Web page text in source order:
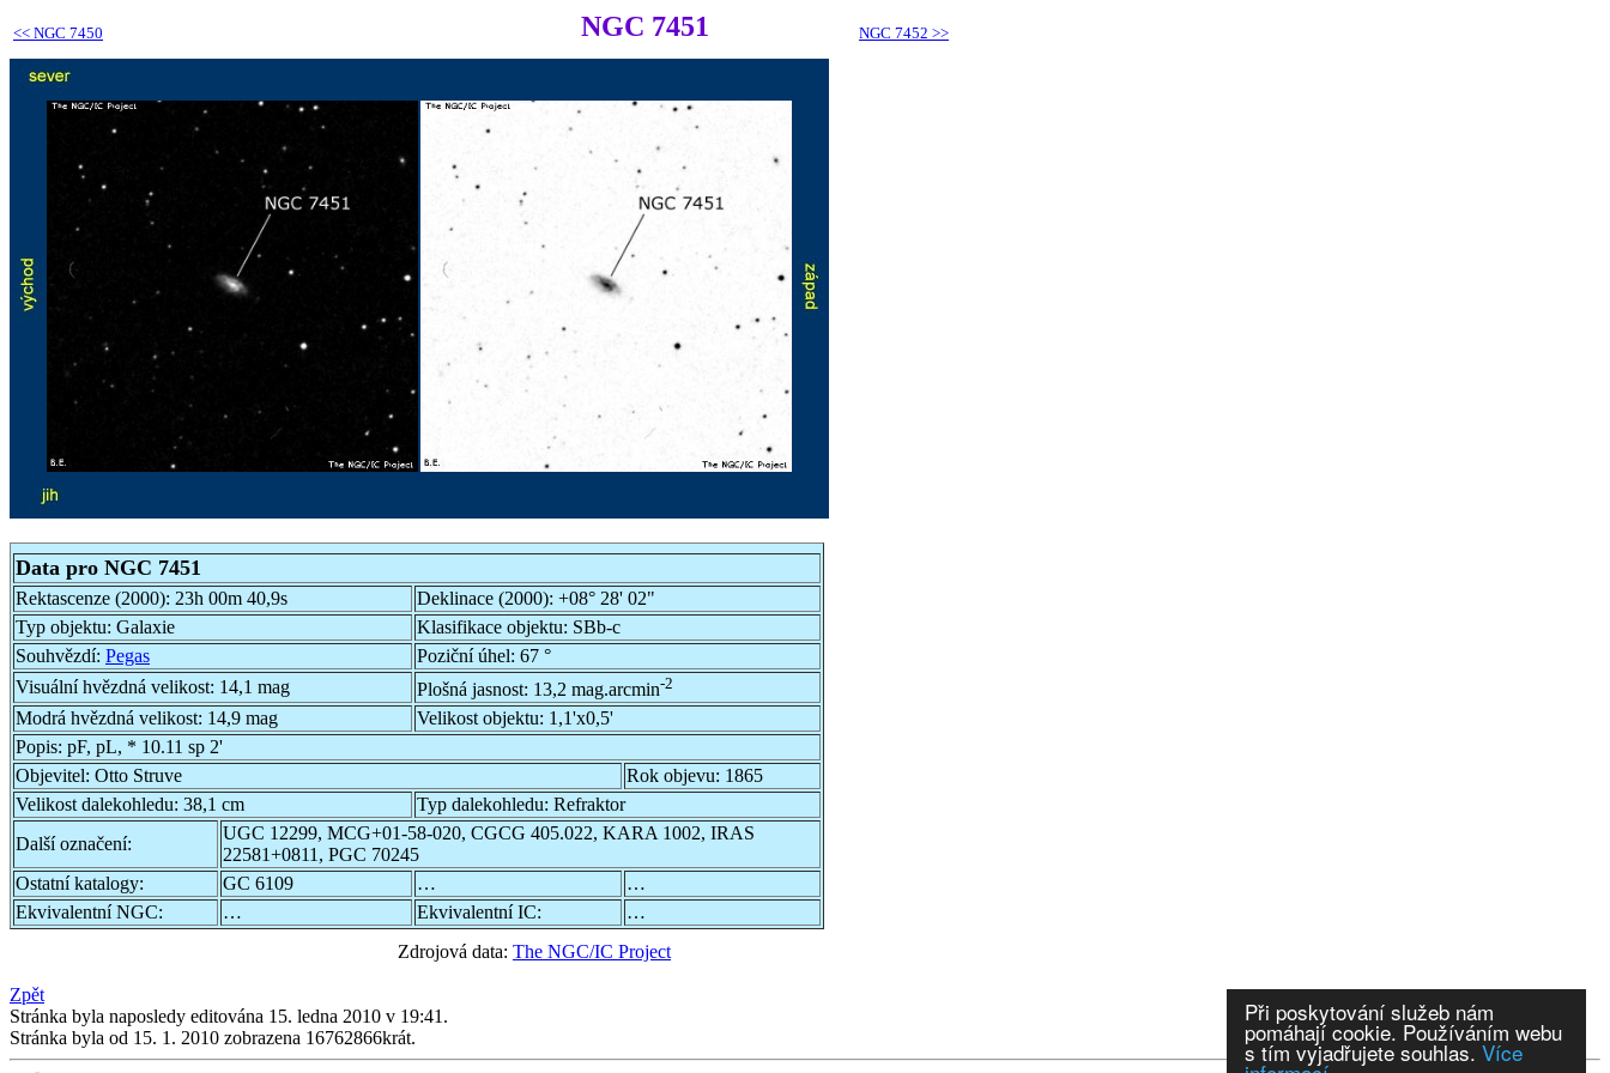
Při poskytování služeb nám
pomáhají cookie. Používáním webu
s tím vyjadřujete souhlas. Více
<< NGC 7450 NGC 7451 NGC 7452 >>
Data pro NGC 7451
Rektascenze (2000): 23h 00m 40,9s Deklinace (2000): +08° 28' 02"
Typ objektu: Galaxie Klasifikace objektu: SBb-c
Souhvězdí: Pegas Poziční úhel: 67 °
Visuální hvězdná velikost: 14,1 mag Plošná jasnost: 13,2 mag.arcmin-2
Modrá hvězdná velikost: 14,9 mag Velikost objektu: 1,1'x0,5'
Popis: pF, pL, * 10.11 sp 2'
Objevitel: Otto Struve Rok objevu: 1865
Velikost dalekohledu: 38,1 cm Typ dalekohledu: Refraktor
Další označení:
UGC 12299, MCG+01-58-020, CGCG 405.022, KARA 1002, IRAS
22581+0811, PGC 70245
Ostatní katalogy:
GC 6109 …
…
Ekvivalentní NGC:
… Ekvivalentní IC:
…
Zdrojová data: The NGC/IC Project
Zpět
Stránka byla naposledy editována 15. ledna 2010 v 19:41.
Stránka byla od 15. 1. 2010 zobrazena 16762866krát.